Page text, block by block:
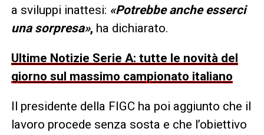
a sviluppi inattesi: «Potrebbe anche esserci
una sorpresa», ha dichiarato.
Ultime Notizie Serie A: tutte le novità del
giorno sul massimo campionato italiano
Il presidente della FIGC ha poi aggiunto che il
lavoro procede senza sosta e che l’obiettivo